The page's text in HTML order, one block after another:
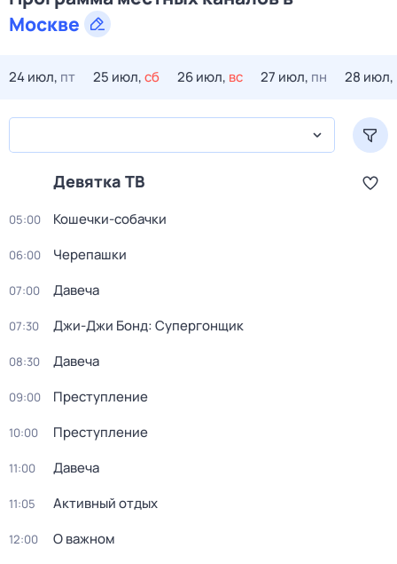
Москве
24 июл, пт 25 июл,сб 26 июл, вс 27 июл, пн 28 июл,
Девятка ТВ
05:00 Кошечки-собачки
06:00 Черепашки
07:00 Давеча
07:30 Джи-Джи Бонд: Супергонщик
08:30 Давеча
09:00 Преступление
10:00 Преступление
11:00 Давеча
11:05 Активный отдых
12:00 О важном